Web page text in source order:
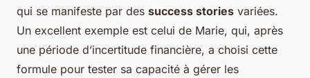
qui se manifeste par des success stories variées.
Un excellent exemple est celui de Marie, qui, après
une période d’incertitude financière, a choisi cette
formule pour tester sa capacité à gérer les